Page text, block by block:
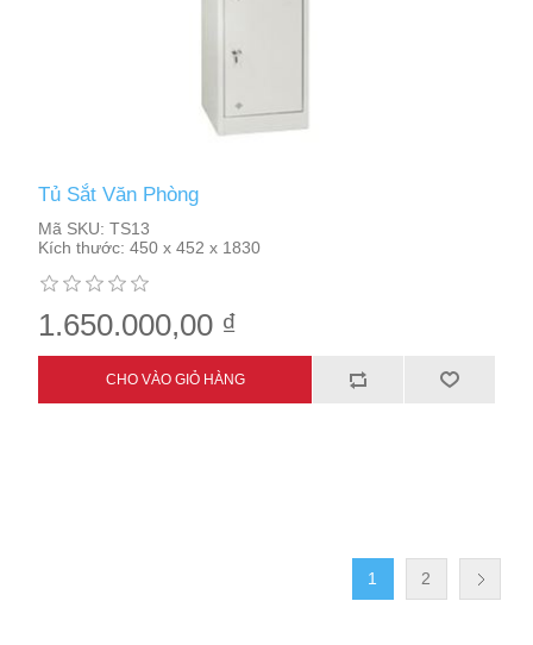
Tủ Sắt Văn Phòng
Mã SKU: TS13
Kích thước: 450 x 452 x 1830
1.650.000,00 ₫
1 2